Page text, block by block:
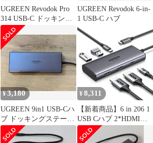
UGREEN Revodok Pro
314 USB-C ドッキング
ステーション
UGREEN Revodok 6-in-
1 USB-C ハブ
¥3,180
UGREEN 9in1 USB-Cハ
ブ ドッキングステーシ
ョン HDMI LAN
¥ 8,311
【新着商品】6 in 206 1
USB Cハブ 2*HDMI出
力 ドッキングステーシ
ョン 4K@60Hz Revodok